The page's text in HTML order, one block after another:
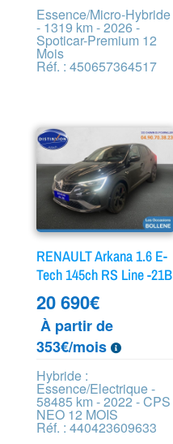
Essence/Micro-Hybride
- 1319 km - 2026 -
Spoticar-Premium 12
Mois
Réf. : 450657364517
RENAULT Arkana 1.6 E-
Tech 145ch RS Line -21B
20 690€
À partir de
353€/mois
Hybride :
Essence/Electrique -
58485 km - 2022 - CPS
NEO 12 MOIS
Réf. : 440423609633